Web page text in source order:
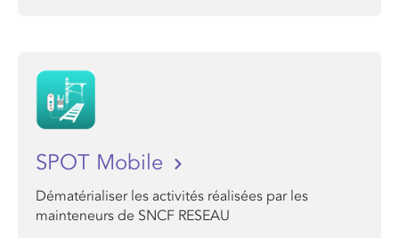
SPOT Mobile
Dématérialiser les activités réalisées par les
mainteneurs de SNCF RESEAU